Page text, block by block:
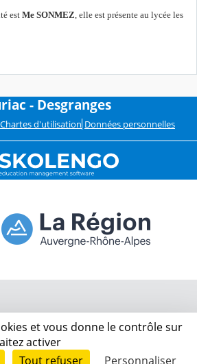
est Me SONMEZ, elle est présente au lycée les
- Desgranges
Chartes d'utilisation Données personnelles
et vous donne le contrôle sur
activer
Tout refuser Personnaliser